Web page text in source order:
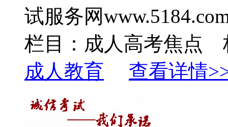
试服务网
栏目：成人高考焦点
成人教育
查看详情